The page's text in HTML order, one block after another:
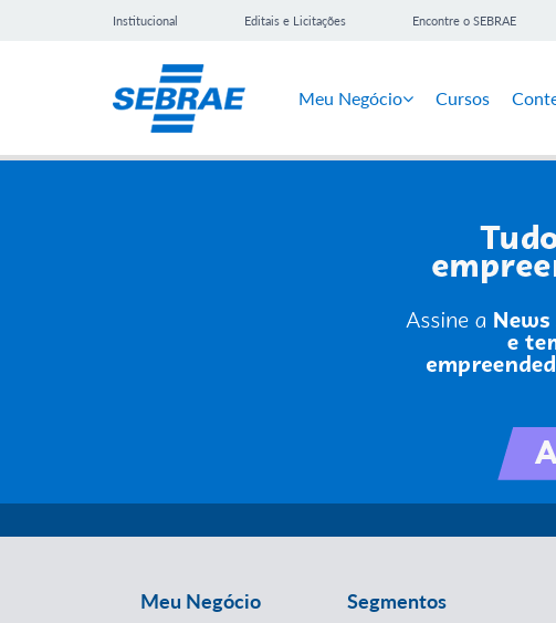
Institucional Editais e Licitações Encontre o SEBRAE
Meu Negócio Cursos
Meu Negócio Segmentos